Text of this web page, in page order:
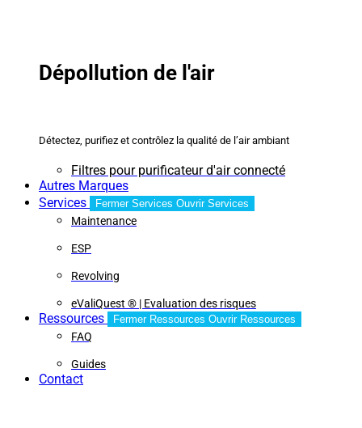
Dépollution de l'air
Détectez, purifiez et contrôlez la qualité de l’air ambiant
Filtres pour purificateur d'air connecté
Autres Marques
Services
Fermer Services Ouvrir Services
Maintenance
ESP
Revolving
eValiQuest ® | Evaluation des risques
Ressources Fermer Ressources Ouvrir Ressources
FAQ
Guides
Contact